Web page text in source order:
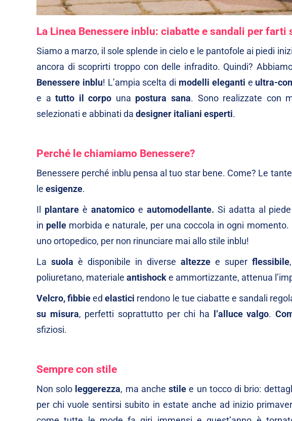
La Linea Benessere inblu: ciabatte e sandali per farti
Siamo a marzo, il sole splende in cielo e le pantofole ai piedi
ancora di scoprirti troppo con delle infradito. Quindi?
Benessere inblu! L’ampia scelta di modelli eleganti e ultra-
e atutto il corpo una postura sana. Sono realizzate con
selezionati e abbinati da designer italiani esperti.
Perché le chiamiamo Benessere?
Benessere perché inblu pensa al tuo star bene. Come? Le
le esigenze.
Il plantareè anatomicoe automodellante. Si adatta al
in pelle morbida e naturale, per una coccola in ogni momento.
uno ortopedico, per non rinunciare mai allo stile inblu!
La suola è disponibile in diverse altezze e super flessibile
poliuretano, materiale antishocke ammortizzante, attenua
Velcro, fibbieedelastici rendono le tue ciabatte e sandali
su misura, perfetti soprattutto per chi ha l’alluce valgo.
sfiziosi.
Sempre con stile
Non solo leggerezza, ma anchestile e un tocco di brio:
per chi vuole sentirsi subito in estate anche ad inizio